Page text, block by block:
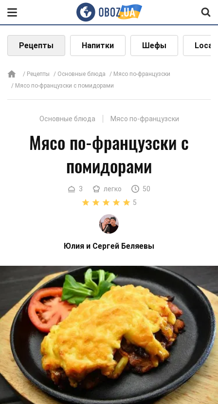
Рецепты Напитки Шефы Local
Рецепты Основные блюда
Мясо по-французски
Мясо по-французски с помидорами
Основные блюда Мясо по-французски
Мясо по-французски с
помидорами
3 легко
50
5
Юлия и Сергей Беляевы